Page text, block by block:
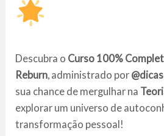
Descubra o Curso 100%
Reburn, administrado por
sua chance de mergulhar na
explorar um universo de
transformação pessoal!